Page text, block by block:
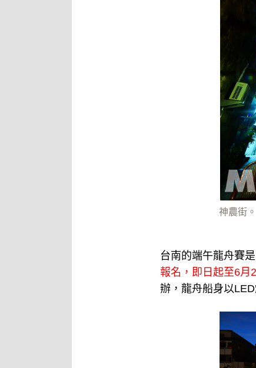
神農街
台南的端午龍舟賽
報名，即日起至6月
辦，龍舟船身以